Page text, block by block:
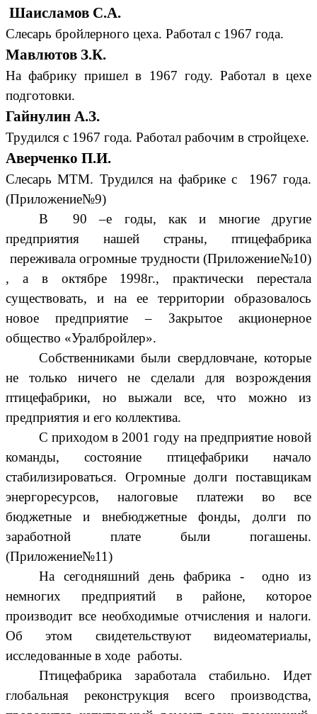
Шаисламов С.А.
Слесарь бройлерного цеха. Работал с 1967 года.
Мавлютов З.К.
На фабрику пришел в 1967 году. Работал в цехе
подготовки.
Гайнулин А.З.
Трудился с 1967 года. Работал рабочим в стройцехе.
Аверченко П.И.
Слесарь МТМ. Трудился на фабрике с 1967 года.
(Приложение№9)
В 90 –е годы, как и многие другие
предприятия нашей страны, птицефабрика
переживала огромные трудности (Приложение№10)
, а в октябре 1998г., практически перестала
существовать, и на ее территории образовалось
новое предприятие – Закрытое акционерное
общество «Уралбройлер».
Собственниками были свердловчане, которые
не только ничего не сделали для возрождения
птицефабрики, но выжали все, что можно из
предприятия и его коллектива.
С приходом в 2001 году на предприятие новой
команды, состояние птицефабрики начало
стабилизироваться. Огромные долги поставщикам
энергоресурсов, налоговые платежи во все
бюджетные и внебюджетные фонды, долги по
заработной плате были погашены.
(Приложение№11)
На сегодняшний день фабрика - одно из
немногих предприятий в районе, которое
производит все необходимые отчисления и налоги.
Об этом свидетельствуют видеоматериалы,
исследованные в ходе работы.
Птицефабрика заработала стабильно. Идет
глобальная реконструкция всего производства,